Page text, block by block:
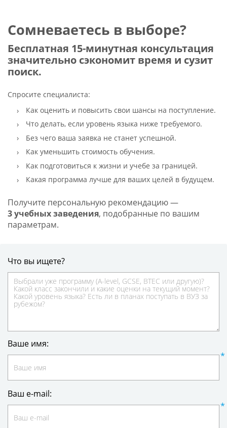
Сомневаетесь в выборе?
Бесплатная 15-минутная консультация
значительно сэкономит время и сузит
поиск.
Спросите специалиста:
Как оценить и повысить свои шансы на поступление.
Что делать, если уровень языка ниже требуемого.
Без чего ваша заявка не станет успешной.
Как уменьшить стоимость обучения.
Как подготовиться к жизни и учебе за границей.
Какая программа лучше для ваших целей в будущем.
Получите персональную рекомендацию —
3 учебных заведения, подобранные по вашим
параметрам.
Что вы ищете?
Ваше имя:
Ваш e-mail: